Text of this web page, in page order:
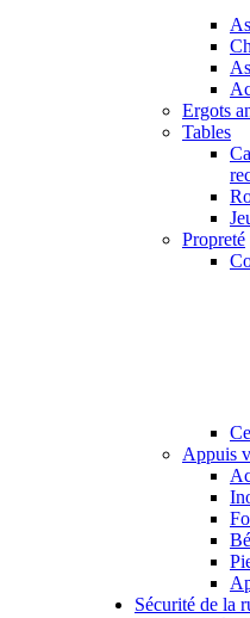
Ergots
Tables
Propreté
Appuis
Sécurité de la